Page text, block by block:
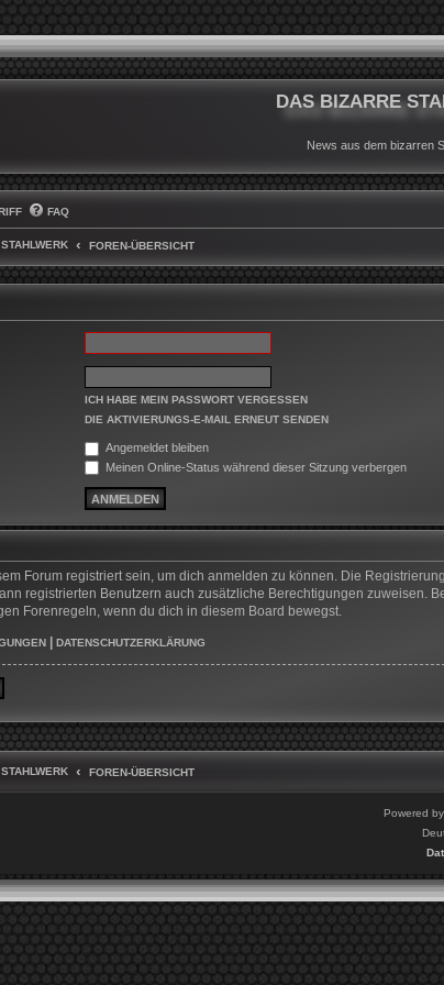
DAS BIZARRE
News aus dem bizarren
FAQ
FOREN-ÜBERSICHT
ICH HABE MEIN PASSWORT VERGESSEN
DIE AKTIVIERUNGS-E-MAIL ERNEUT SENDEN
Angemeldet bleiben
Meinen Online-Status während dieser Sitzung verbergen
Forum registriert sein, um dich anmelden zu können. Die
registrierten Benutzern auch zusätzliche Berechtigungen zuweisen.
Forenregeln, wenn du dich in diesem Board bewegst.
DATENSCHUTZERKLÄRUNG
FOREN-ÜBERSICHT
Powered by